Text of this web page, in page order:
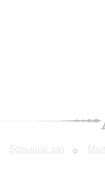
Большой зал